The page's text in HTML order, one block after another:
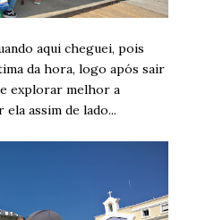
aqui cheguei, pois
da hora, logo após sair
explorar melhor a
assim de lado...